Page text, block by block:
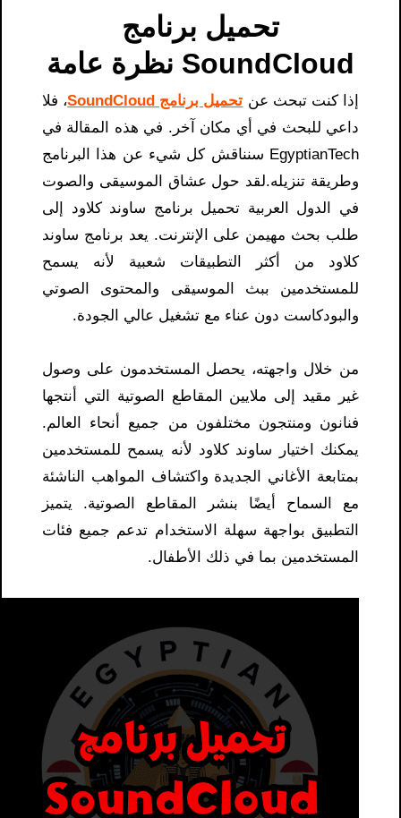
تحميل برنامج
SoundCloud​ نظرة عامة
إذا كنت تبحث عن تحميل برنامج SoundCloud
​، فلا
داعي للبحث في أي مكان آخر. في هذه المقالة في
EgyptianTech سنناقش كل شيء عن هذا البرنامج
وطريقة تنزيله.لقد حول عشاق الموسيقى والصوت
في الدول العربية تحميل برنامج ساوند كلاود إلى
طلب بحث مهيمن على الإنترنت. يعد برنامج ساوند
كلاود من أكثر التطبيقات شعبية لأنه يسمح
للمستخدمين ببث الموسيقى والمحتوى الصوتي
والبودكاست دون عناء مع تشغيل عالي الجودة.
من خلال واجهته، يحصل المستخدمون على وصول
غير مقيد إلى ملايين المقاطع الصوتية التي أنتجها
فنانون ومنتجون مختلفون من جميع أنحاء العالم.
يمكنك اختيار ساوند كلاود لأنه يسمح للمستخدمين
بمتابعة الأغاني الجديدة واكتشاف المواهب الناشئة
مع السماح أيضًا بنشر المقاطع الصوتية. يتميز
التطبيق بواجهة سهلة الاستخدام تدعم جميع فئات
المستخدمين بما في ذلك الأطفال.